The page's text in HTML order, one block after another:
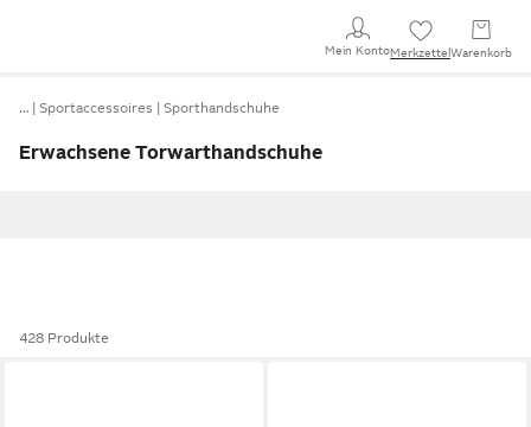
Mein KontoMerkzettel Warenkorb
… Sportaccessoires Sporthandschuhe
Erwachsene Torwarthandschuhe
428 Produkte